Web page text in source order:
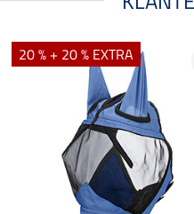
20 % + 20 % EXTRA